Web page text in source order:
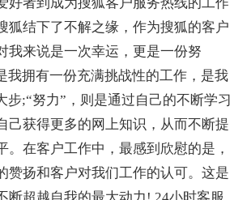
狐结下了不解之缘，作为搜狐的客户
我来说是一次幸运，更是一份努
我拥有一份充满挑战性的工作，是我
步;“努力”，则是通过自己的不断学习
己获得更多的网上知识，从而不断提
。在客户工作中，最感到欣慰的是，
赞扬和客户对我们工作的认可。这是